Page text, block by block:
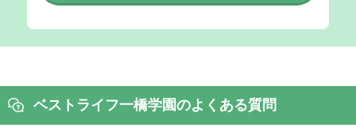
ベストライフ一橋学園のよくある質問